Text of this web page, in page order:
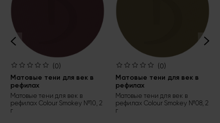
(0)
Матовые тени для век в
рефилах
Матовые тени для век в
рефилах Colour Smokey №10, 2
г
(0)
Матовые тени для век в
рефилах
Матовые тени для век в
рефилах Colour Smokey №08, 2
г